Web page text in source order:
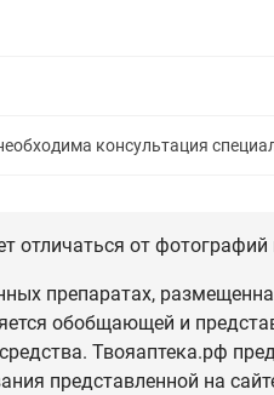
консультация
отличаться от фотографий
препаратах,
обобщающей и
Твояаптека.рф
представленной на